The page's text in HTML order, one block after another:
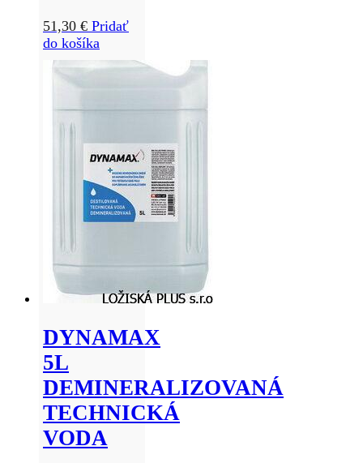
51,30 € Pridať
do košíka
DYNAMAX
5L
DEMINERALIZOVANÁ
TECHNICKÁ
VODA